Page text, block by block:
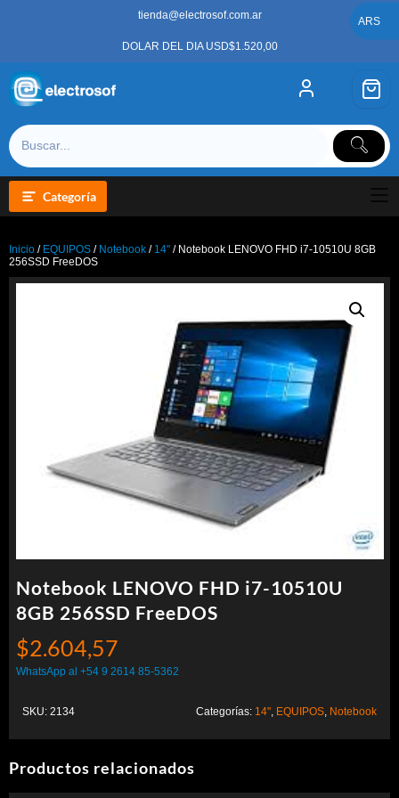
tienda@electrosof.com.ar
DOLAR DEL DIA USD$1.520,00
Categoría
Inicio / EQUIPOS / Notebook / 14" / Notebook LENOVO FHD i7-10510U 8GB
256SSD FreeDOS
Notebook LENOVO FHD i7-10510U
8GB 256SSD FreeDOS
$2.604,57
WhatsApp al +54 9 2614 85-5362
SKU: 2134 Categorías: 14", EQUIPOS, Notebook
Productos relacionados
ARS